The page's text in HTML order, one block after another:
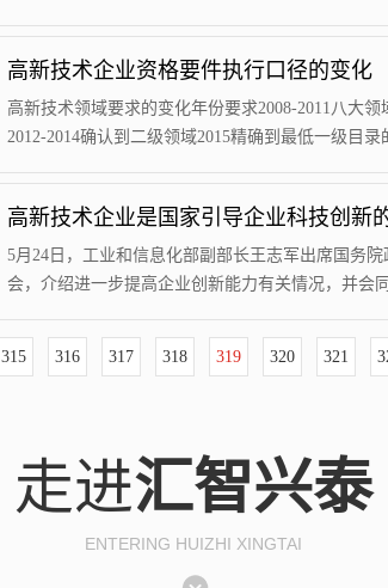
权证明材料在高企申报中到底有什么不同，如果不
窍“，申报企业应该如何准备呢？技术诀窍和知识产
异性技术诀窍是机密的，而专利是公开的...
高新技术企业资格要件执行口径的变化
高新技术领域要求的变化年份要求2008-2011八大领
2012-2014确认到二级领域2015精确到最低一级目录
得的核心知识产权2009-2010未签受让合同或已签
案的知识产权不可使用；独占许可不是全球或是全
备...
5月24日，工业和信息化部副部长王志军出席国务
会，介绍进一步提高企业创新能力有关情况，并会
回答了记者提问。实录如下。中央广播电视总台央
315 316 317 318 319 320 321
走进汇智兴泰
ENTERING HUIZHI XINGTAI